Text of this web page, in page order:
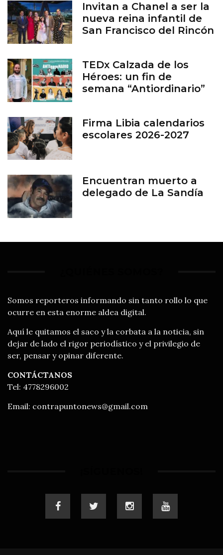
Invitan a Chanel a ser la
nueva reina infantil de
San Francisco del Rincón
TEDx Calzada de los
Héroes: un fin de
semana “Antiordinario”
Firma Libia calendarios
escolares 2026-2027
Encuentran muerto a
delegado de La Sandía
Somos reporteros informando sin tanto rollo lo que
ocurre en esta enorme aldea digital.
Aquí le quitamos el saco y la corbata a la noticia, sin
dejar de lado el rigor periodístico y el privilegio de
ser, pensar y opinar diferente.
CONTÁCTANOS
Tel: 4778296002
Email: contrapuntonews@gmail.com